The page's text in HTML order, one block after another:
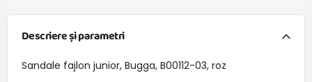
Descriere și parametri
Sandale fajlon junior, Bugga, B00112-03, roz